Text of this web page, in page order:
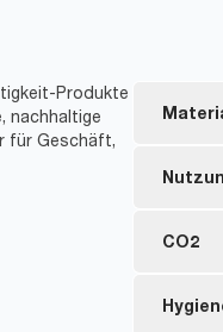
Produkte
nachhaltige
für Geschäft,
Die
20
CO2
Seit